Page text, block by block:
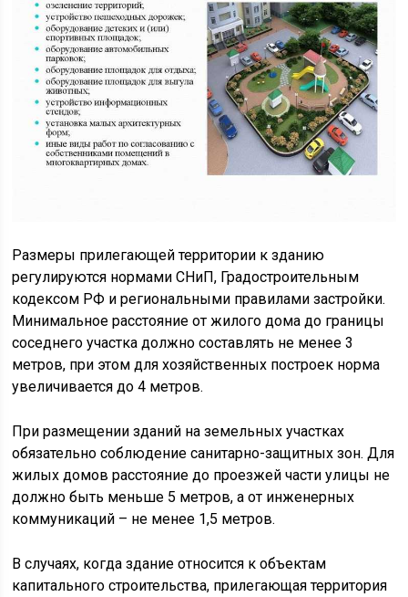
Размеры прилегающей территории к зданию
регулируются нормами СНиП, Градостроительным
кодексом РФ и региональными правилами застройки.
Минимальное расстояние от жилого дома до границы
соседнего участка должно составлять не менее 3
метров, при этом для хозяйственных построек норма
увеличивается до 4 метров.
При размещении зданий на земельных участках
обязательно соблюдение санитарно-защитных зон. Для
жилых домов расстояние до проезжей части улицы не
должно быть меньше 5 метров, а от инженерных
коммуникаций – не менее 1,5 метров.
В случаях, когда здание относится к объектам
капитального строительства, прилегающая территория